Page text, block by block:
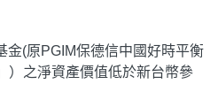
金(原PGIM保德信中國好時平衡
）之淨資產價值低於新台幣參